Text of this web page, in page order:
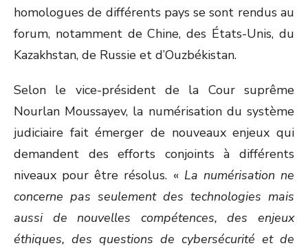
homologues de différents pays se sont rendus au
forum, notamment de Chine, des États-Unis, du
Kazakhstan, de Russie et d’Ouzbékistan.
Selon le vice-président de la Cour suprême
Nourlan Moussayev, la numérisation du système
judiciaire fait émerger de nouveaux enjeux qui
demandent des efforts conjoints à différents
niveaux pour être résolus. « La numérisation ne
concerne pas seulement des technologies mais
aussi de nouvelles compétences, des enjeux
éthiques, des questions de cybersécurité et de